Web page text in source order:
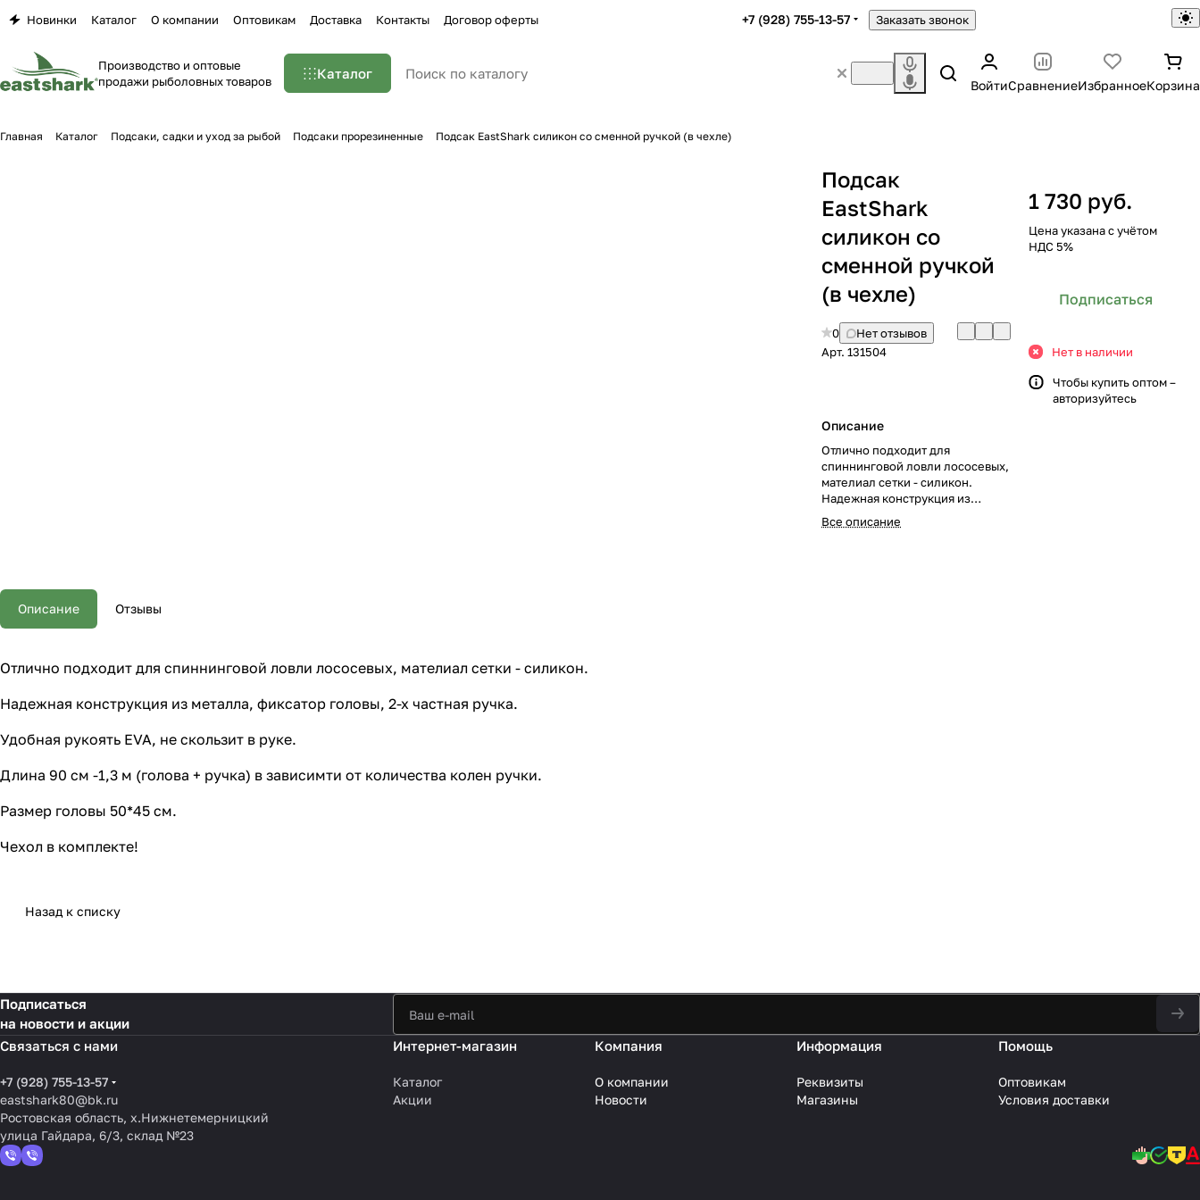
Новинки Каталог О компании Оптовикам Доставка Контакты Договор оферты +7 (928) 755-13-57 Заказать звонок
Производство и оптовые
продажи рыболовных товаров
Каталог
ВойтиСравнениеИзбранноеКорзина
Главная Каталог Подсаки, садки и уход за рыбой Подсаки прорезиненные Подсак EastShark силикон со сменной ручкой (в чехле)
Подсак
EastShark
силикон со
сменной ручкой
(в чехле)
0
Нет отзывов
Арт. 131504
Описание
Отлично подходит для
спиннинговой ловли лососевых,
мателиал сетки - силикон.
Надежная конструкция из
металла, фиксатор головы, 2-х
частная ручка. Удобная рукоять
Все описание
1 730 руб.
Цена указана с учётом
НДС 5%
Подписаться
Нет в наличии
Чтобы купить оптом –
авторизуйтесь
Описание Отзывы
Отлично подходит для спиннинговой ловли лососевых, мателиал сетки - силикон.
Надежная конструкция из металла, фиксатор головы, 2-х частная ручка.
Удобная рукоять EVA, не скользит в руке.
Длина 90 см -1,3 м (голова + ручка) в зависимти от количества колен ручки.
Размер головы 50*45 см.
Чехол в комплекте!
Назад к списку
Подписаться
на новости и акции
Связаться с нами
+7 (928) 755-13-57
eastshark80@bk.ru
Ростовская область, х.Нижнетемерницкий
улица Гайдара, 6/3, склад №23
Интернет-магазин
Каталог
Акции
Компания
О компании
Новости
Информация
Реквизиты
Магазины
Помощь
Оптовикам
Условия доставки